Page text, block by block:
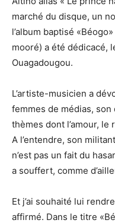
marché du disque, un
l’album baptisé
mooré) a été dédicacé,
Ouagadougou.
L’artiste-musicien a
femmes de médias,
thèmes dont l’amour, le
A l’entendre, son
n’est pas un fait du
a souffert, comme
Et j’ai souhaité lui
affirmé. Dans le titre